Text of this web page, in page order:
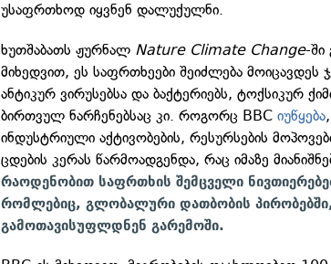
უსაფრთხოდ იყვნენ დალუქულნი.
ხუთშაბათს ჟურნალ Nature Climate Change-ში
მიხედვით, ეს საფრთხეები შეიძლება მოიცავდეს
ანტიკურ ვირუსებსა და ბაქტერიებს, ტოქსიკურ
ბირთვულ ნარჩენებსაც კი. როგორც BBCიუწყება
ინდუსტრიული აქტივობების, რესურსების
ცდების კერას წარმოადგენდა, რაც იმაზე
რაოდენობით საფრთხის შემცველი
რომლებიც, გლობალური დათბობის
გამოთავისუფლდნენ გარემოში.